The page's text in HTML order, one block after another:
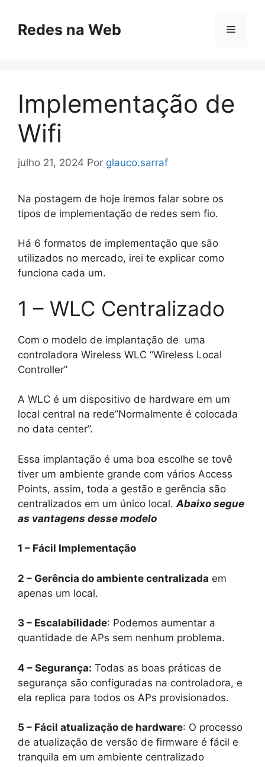
paraRedes na Web Menu
Implementação de
Wifi
julho 21, 2024 Por glauco.sarraf
Na postagem de hoje iremos falar sobre os
tipos de implementação de redes sem fio.
Há 6 formatos de implementação que são
utilizados no mercado, irei te explicar como
funciona cada um.
1 – WLC Centralizado
Com o modelo de implantação de uma
controladora Wireless WLC “Wireless Local
Controller”
A WLC é um dispositivo de hardware em um
local central na rede”Normalmente é colocada
no data center”.
Essa implantação é uma boa escolhe se tovê
tiver um ambiente grande com vários Access
Points, assim, toda a gestão e gerência são
centralizados em um único local. Abaixo segue
as vantagens desse modelo
1 – Fácil Implementação
2 – Gerência do ambiente centralizada em
apenas um local.
3 – Escalabilidade: Podemos aumentar a
quantidade de APs sem nenhum problema.
4 – Segurança: Todas as boas práticas de
segurança são configuradas na controladora, e
ela replica para todos os APs provisionados.
5 – Fácil atualização de hardware: O processo
de atualização de versão de firmware é fácil e
tranquila em um ambiente centralizado